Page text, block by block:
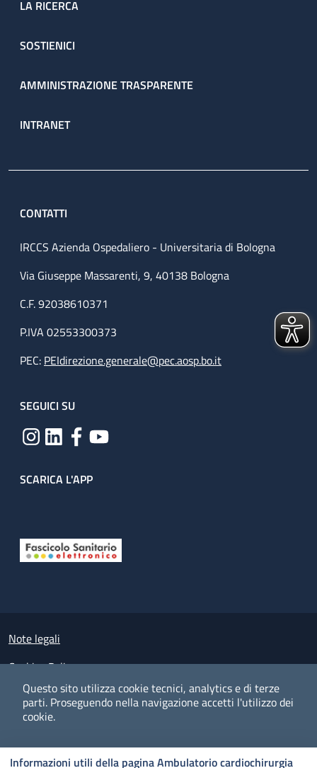
Questo sito utilizza cookie tecnici, analytics e di terze
parti. Proseguendo nella navigazione accetti l'utilizzo dei
cookie.
Informazioni utili della pagina Ambulatorio cardiochirurgia
LA RICERCA
SOSTIENICI
AMMINISTRAZIONE TRASPARENTE
INTRANET
CONTATTI
IRCCS Azienda Ospedaliero - Universitaria di Bologna
Via Giuseppe Massarenti, 9, 40138 Bologna
C.F. 92038610371
P.IVA 02553300373
PEC: PEIdirezione.generale@pec.aosp.bo.it
SEGUICI SU
SCARICA L'APP
Small prints
Note legali
Cookies Policy
Policy privacy e protezione del dato personale
Albo pretorio on-line
Dichiarazione di accessibilità